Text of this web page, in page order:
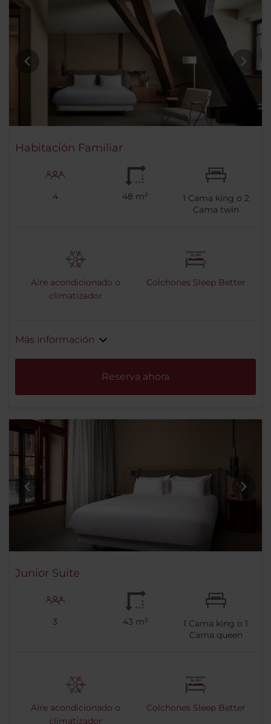
Habitación Familiar
4 48 m² 1 Cama king o 2
Cama twin
Aire acondicionado o
climatizador
Colchones Sleep Better
Más información
Reserva ahora
Junior Suite
3 43 m² 1 Cama king o1
Cama queen
Aire acondicionado o
climatizador
Colchones Sleep Better